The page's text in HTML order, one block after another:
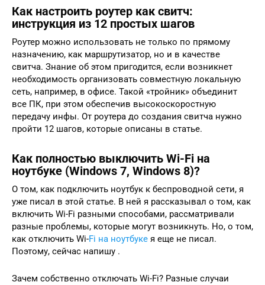
Как настроить роутер как свитч:
инструкция из 12 простых шагов
Роутер можно использовать не только по прямому
назначению, как маршрутизатор, но и в качестве
свитча. Знание об этом пригодится, если возникнет
необходимость организовать совместную локальную
сеть, например, в офисе. Такой «тройник» объединит
все ПК, при этом обеспечив высокоскоростную
передачу инфы. От роутера до создания свитча нужно
пройти 12 шагов, которые описаны в статье.
Как полностью выключить Wi-Fi на
ноутбуке (Windows 7, Windows 8)?
О том, как подключить ноутбук к беспроводной сети, я
уже писал в этой статье. В ней я рассказывал о том, как
включить Wi-Fi разными способами, рассматривали
разные проблемы, которые могут возникнуть. Но, о том,
как отключить Wi-Fi на ноутбуке я еще не писал.
Поэтому, сейчас напишу .
Зачем собственно отключать Wi-Fi? Разные случаи